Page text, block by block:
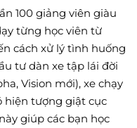
100 giảng viên giàu
từng học viên từ
cách xử lý tình huống
tư dàn xe tập lái đời
Vision mới), xe chạy
hiện tượng giật cục
giúp các bạn học